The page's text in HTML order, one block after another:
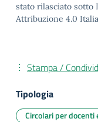
stato rilasciato sotto
Attribuzione 4.0
Stampa /
Tipologia
Circolari per docenti